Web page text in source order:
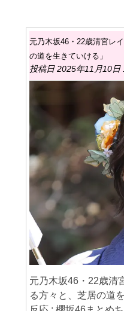
元乃木坂46・22歳清宮レ
の道を生きていける」
投稿日 2025年11月10
元乃木坂46・22歳清
る方々と、芝居の道